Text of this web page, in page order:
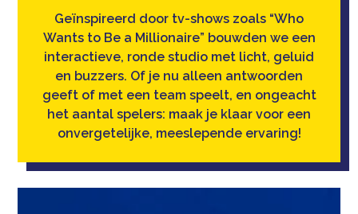
Geïnspireerd door tv-shows zoals “Who
Wants to Be a Millionaire” bouwden we een
interactieve, ronde studio met licht, geluid
en buzzers. Of je nu alleen antwoorden
geeft of met een team speelt, en ongeacht
het aantal spelers: maak je klaar voor een
onvergetelijke, meeslepende ervaring!